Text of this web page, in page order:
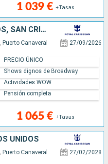
1 039 € +Tasas
BAHAMAS, ESTADOS UNIDOS, SAN CRISTÓBAL Y NIEVES
Puerto Canaveral 27/09/2026
1 065 € +Tasas
PRECIO ÚNICO
Shows dignos de Broadway
Actividades WOW
Pensión completa
UNIDOS
Puerto Canaveral 27/02/2028